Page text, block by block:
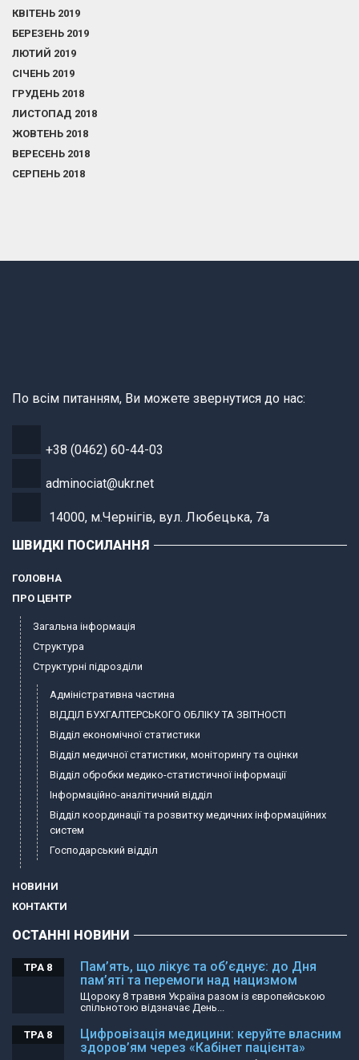
КВІТЕНЬ 2019
БЕРЕЗЕНЬ 2019
ЛЮТИЙ 2019
СІЧЕНЬ 2019
ГРУДЕНЬ 2018
ЛИСТОПАД 2018
ЖОВТЕНЬ 2018
ВЕРЕСЕНЬ 2018
СЕРПЕНЬ 2018
По всім питанням, Ви можете звернутися до нас:
+38 (0462) 60-44-03
adminociat@ukr.net
14000, м.Чернігів, вул. Любецька, 7а
ШВИДКІ ПОСИЛАННЯ
ГОЛОВНА
ПРО ЦЕНТР
Загальна інформація
Структура
Структурні підрозділи
Адміністративна частина
ВІДДІЛ БУХГАЛТЕРСЬКОГО ОБЛІКУ ТА ЗВІТНОСТІ
Відділ економічної статистики
Відділ медичної статистики, моніторингу та оцінки
Відділ обробки медико-статистичної інформації
Інформаційно-аналітичний відділ
Відділ координації та розвитку медичних інформаційних
систем
Господарський відділ
НОВИНИ
КОНТАКТИ
ОСТАННІ НОВИНИ
Пам’ять, що лікує та об’єднує: до Дня
пам’яті та перемоги над нацизмом
ТРА 8
Щороку 8 травня Україна разом із європейською
спільнотою відзначає День...
Цифровізація медицини: керуйте власним
здоров’ям через «Кабінет пацієнта»
ТРА 8